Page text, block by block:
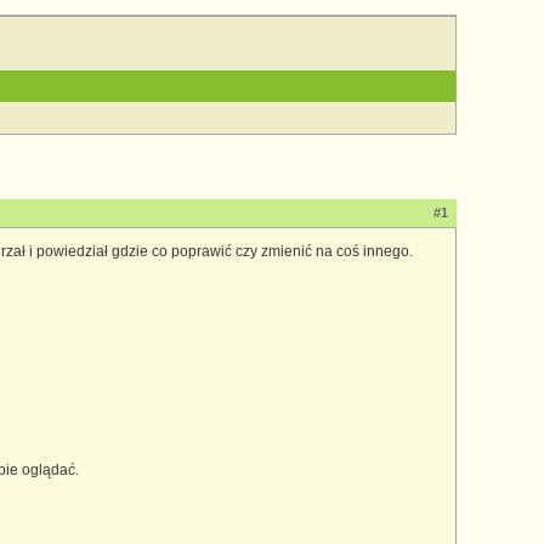
#1
i powiedział gdzie co poprawić czy zmienić na coś innego.
oglądać.